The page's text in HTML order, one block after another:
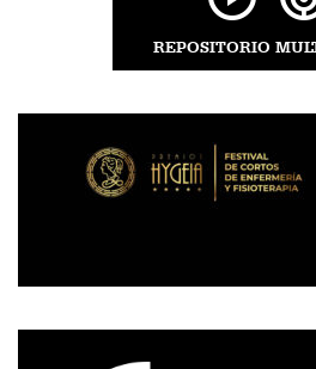
REPOSITORIO